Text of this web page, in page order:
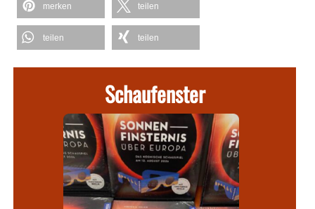
merken teilen
teilen teilen
Schaufenster